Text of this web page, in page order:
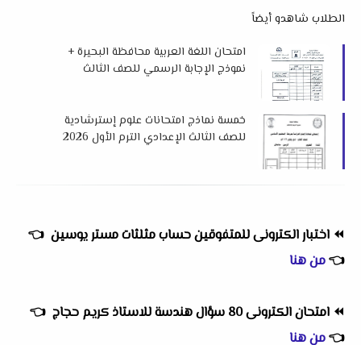
الطلاب شاهدو أيضاً
امتحان اللغة العربية محافظة البحيرة +
نموذج الإجابة الرسمي للصف الثالث
خمسة نماذج امتحانات علوم إسترشادية
للصف الثالث الإعدادي الترم الأول 2026
⏪ اختبار الكترونى للمتفوقين حساب مثلثات مستر يوسين 👈
👈من هنا
⏪ امتحان الكترونى 80 سؤال هندسة للاستاذ كريم حجاج
👈
👈من هنا